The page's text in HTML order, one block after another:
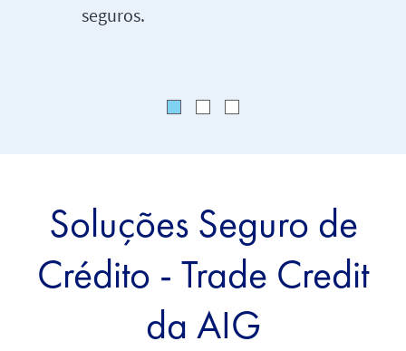
seguros.
Soluções Seguro de
Crédito - Trade Credit
da AIG